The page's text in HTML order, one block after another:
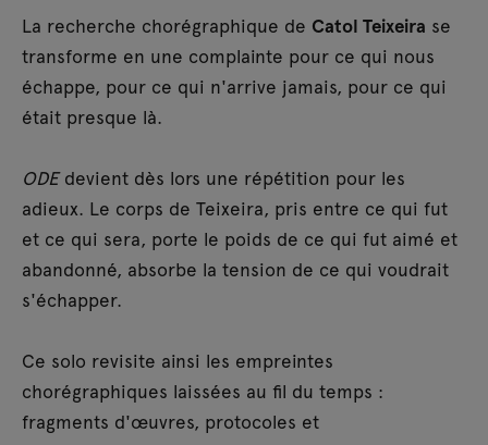
La recherche chorégraphique de Catol Teixeira se
transforme en une complainte pour ce qui nous
échappe, pour ce qui n'arrive jamais, pour ce qui
était presque là.
ODEdevient dès lors une répétition pour les
adieux. Le corps de Teixeira, pris entre ce qui fut
et ce qui sera, porte le poids de ce qui fut aimé et
abandonné, absorbe la tension de ce qui voudrait
s'échapper.
Ce solo revisite ainsi les empreintes
chorégraphiques laissées au fil du temps :
fragments d'œuvres, protocoles et